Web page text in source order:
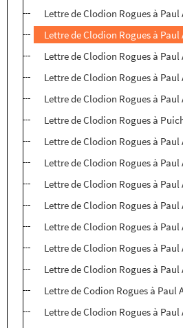
Lettre de Clodion Rogues à
Lettre de Clodion Rogues à
Lettre de Clodion Rogues à
Lettre de Clodion Rogues à
Lettre de Clodion Rogues à
Lettre de Clodion Rogues à
Lettre de Clodion Rogues à
Lettre de Clodion Rogues à
Lettre de Clodion Rogues à
Lettre de Clodion Rogues à
Lettre de Clodion Rogues à
Lettre de Clodion Rogues à
Lettre de Clodion Rogues à
Lettre de Codion Rogues à Paul
Lettre de Clodion Rogues à